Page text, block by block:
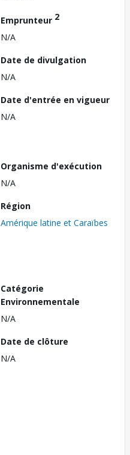
Emprunteur 2
N/A
Date de divulgation
N/A
Date d'entrée en vigueur
N/A
Organisme d'exécution
N/A
Région
Amérique latine et Caraïbes
Catégorie
Environnementale
N/A
Date de clôture
N/A